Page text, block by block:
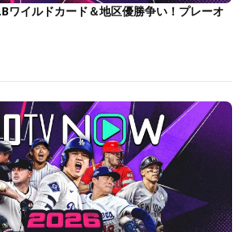
ワイルドカード＆地区優勝争い！プレーオ